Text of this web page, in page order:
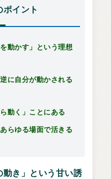
ポイント
動かす」という理想
に自分が動かされる
動く」ことにある
らゆる場面で活きる
動き」という甘い誘